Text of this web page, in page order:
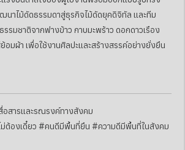
นาไม้ดัดธรรมดาสู่ธุรกิจไม้ดัดยุคดิจิทัล และทีม
รมชาติจากฟางข้าว กาบมะพร้าว ดอกดาวเรือง
อมผ้า เพื่อใช้งานศิลปะและสร้างสรรค์อย่างยั่งยืน
อสารและรณรงค์ทางสังคม
ต้องเดี๋ยว #คนดีมีพื้นที่ยืน #ความดีมีพื้นที่ในสังคม